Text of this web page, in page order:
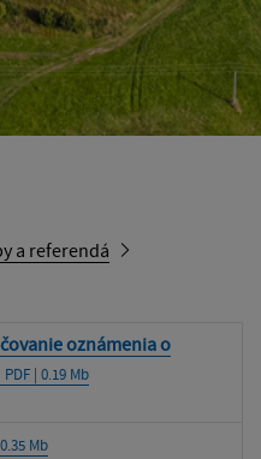
a referendá
oznámenia o
| PDF | 0.19 Mb
Mb